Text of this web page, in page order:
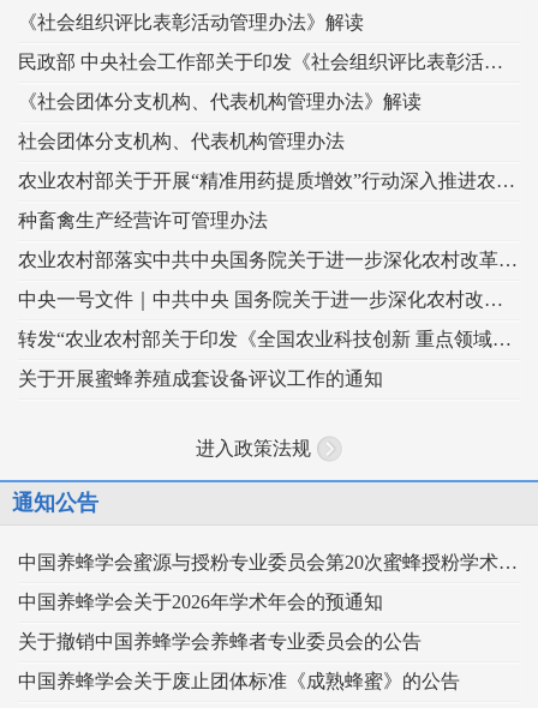
《社会组织评比表彰活动管理办法》解读
民政部 中央社会工作部关于印发《社会组织评比表彰活动管理办法》的通知
《社会团体分支机构、代表机构管理办法》解读
社会团体分支机构、代表机构管理办法
农业农村部关于开展“精准用药提质增效”行动深入推进农药科学安全使用工作的指导意见
种畜禽生产经营许可管理办法
农业农村部落实中共中央国务院关于进一步深化农村改革扎实推进乡村全面振兴 工作部署的实施意见
中央一号文件｜中共中央 国务院关于进一步深化农村改革 扎实推进乡村全面振兴的意见
转发“农业农村部关于印发《全国农业科技创新 重点领域（2024–2028年）》的通知”
关于开展蜜蜂养殖成套设备评议工作的通知
进入政策法规
通知公告
中国养蜂学会蜜源与授粉专业委员会第20次蜜蜂授粉学术交流会暨向日葵授粉现场观摩会通知 （第二轮）
中国养蜂学会关于2026年学术年会的预通知
关于撤销中国养蜂学会养蜂者专业委员会的公告
中国养蜂学会关于废止团体标准《成熟蜂蜜》的公告